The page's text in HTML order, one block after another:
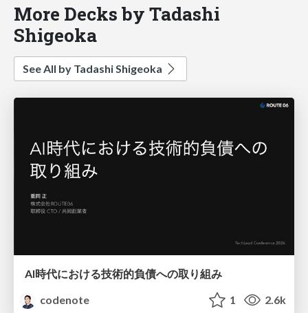
More Decks by Tadashi
Shigeoka
See All by Tadashi Shigeoka
AI時代における技術的負債への取り組み
codenote
1 2.6k